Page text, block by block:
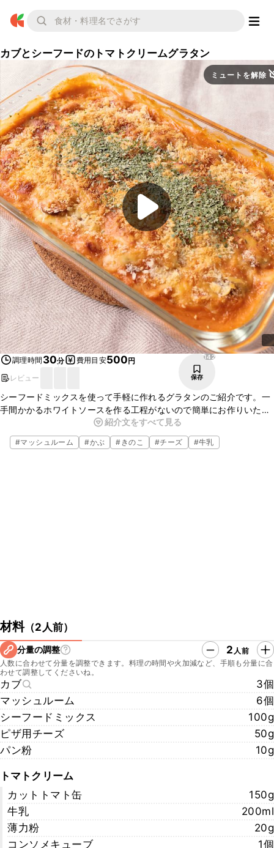
カブとシーフードのトマトクリームグラタン
ミュートを解除
調理時間 30分 費用目安500円
レビュー
142
保存
シーフードミックスを使って手軽に作れるグラタンのご紹介です。一
手間かかるホワイトソースを作る工程がないので簡単にお作りいただ
けます。トマトとシーフードの相性がぴったりの一品です。是非作っ
てみてください。
紹介文をすべて見る
#マッシュルーム #かぶ # きのこ #チーズ #牛乳
材料（2人前）
分量の調整 2 人前
人数に合わせて分量を調整できます。料理の時間や火加減など、手順も分量に合
わせて調整してくださいね。
カブ
3個
マッシュルーム
6個
シーフードミックス
100g
ピザ用チーズ
50g
パン粉
10g
トマトクリーム
カットトマト缶
150g
牛乳
200ml
薄力粉
20g
コンソメキューブ
1個